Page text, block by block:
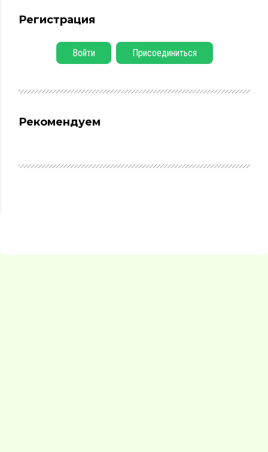
Регистрация
Войти Присоединиться
Рекомендуем